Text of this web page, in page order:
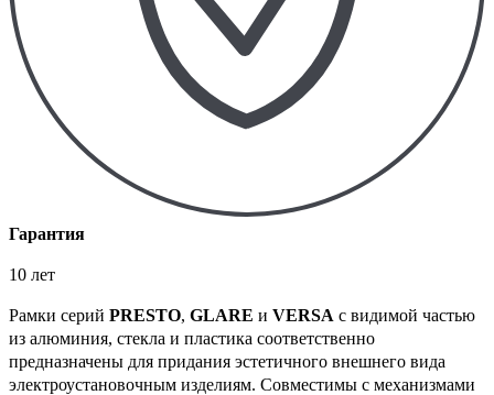
Гарантия
10 лет
Рамки серий PRESTO, GLARE и VERSA с видимой частью
из алюминия, стекла и пластика соответственно
предназначены для придания эстетичного внешнего вида
электроустановочным изделиям. Совместимы с механизмами